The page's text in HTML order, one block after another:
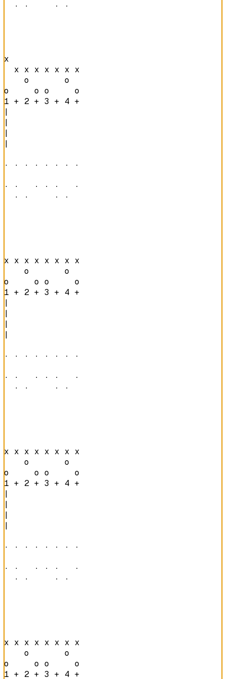
  · ·     · ·
x
  x x x x x x x
    o       o
o     o o     o
1 + 2 + 3 + 4 +
|
|
|
|
· · · · · · · ·
· ·   · · ·   ·
  · ·     · ·
x x x x x x x x
    o       o
o     o o     o
1 + 2 + 3 + 4 +
|
|
|
|
· · · · · · · ·
· ·   · · ·   ·
  · ·     · ·
x x x x x x x x
    o       o
o     o o     o
1 + 2 + 3 + 4 +
|
|
|
|
· · · · · · · ·
· ·   · · ·   ·
  · ·     · ·
x x x x x x x x
    o       o
o     o o     o
1 + 2 + 3 + 4 +